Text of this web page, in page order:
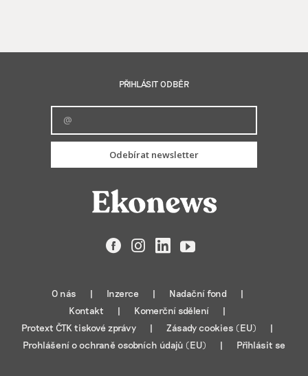
PŘIHLÁSIT ODBĚR
Odebírat newsletter
FacebookInstagramLinkedIn
YouTube
O nás Inzerce
Nadační fond
Kontakt
Komerční sdělení
Protext ČTK tiskové zprávy
Zásady cookies (EU)
Prohlášení o ochraně osobních údajů (EU)
Přihlásit se